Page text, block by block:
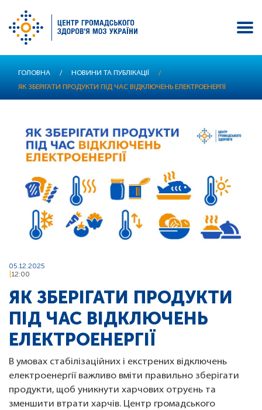
основного
ГОЛОВНА / НОВИНИ ТА ПУБЛІКАЦІЇ
/
ЯК ЗБЕРІГАТИ ПРОДУКТИ ПІД ЧАС ВІДКЛЮЧЕНЬ ЕЛЕКТРОЕНЕРГІЇ
05.12.2025
12:00
ЯК ЗБЕРІГАТИ ПРОДУКТИ
ПІД ЧАС ВІДКЛЮЧЕНЬ
ЕЛЕКТРОЕНЕРГІЇ
В умовах стабілізаційних і екстрених відключень
електроенергії важливо вміти правильно зберігати
продукти, щоб уникнути харчових отруєнь та
зменшити втрати харчів. Центр громадського